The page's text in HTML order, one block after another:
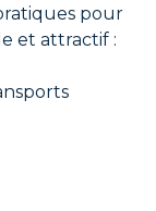
pour
et attractif :